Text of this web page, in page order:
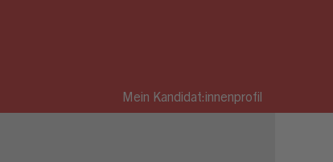
Mein Kandidat:innenprofil